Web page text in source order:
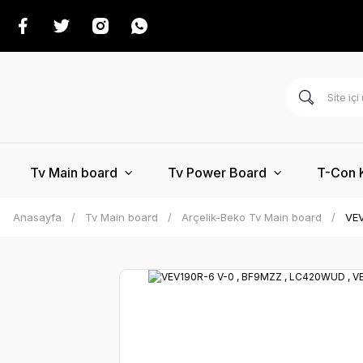
Tv Main board Tv Power Board T-Con
Anasayfa Tv Main board Arçelik-Beko Tv Main board